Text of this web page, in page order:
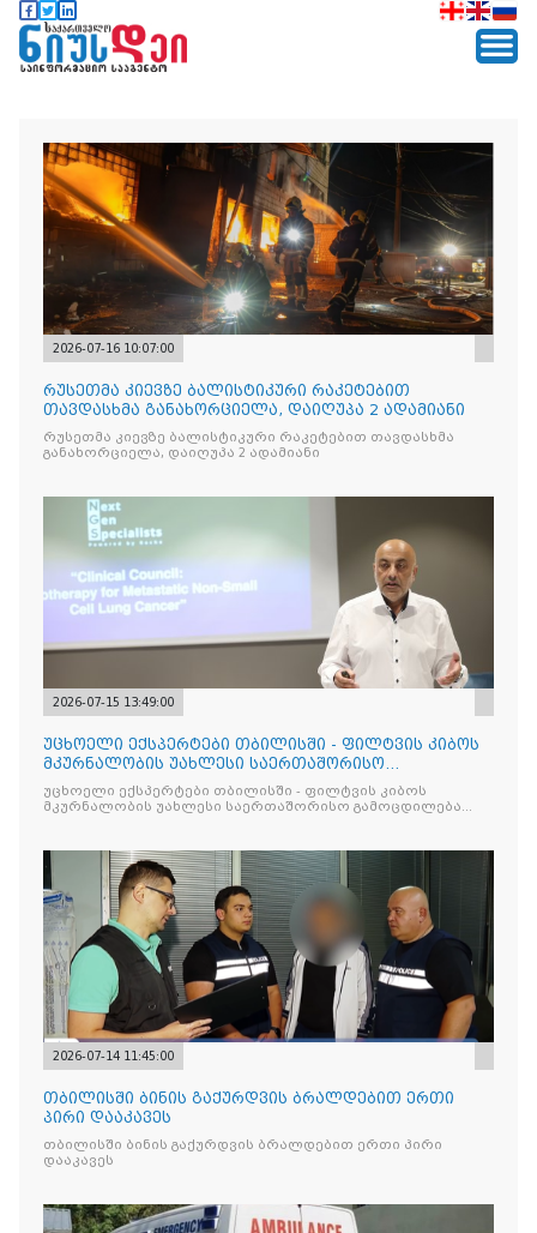
2026-07-16 10:07:00
რუსეთმა კიევზე ბალისტიკური რაკეტებით
თავდასხმა განახორციელა, დაიღუპა 2 ადამიანი
რუსეთმა კიევზე ბალისტიკური რაკეტებით თავდასხმა
განახორციელა, დაიღუპა 2 ადამიანი
2026-07-15 13:49:00
უცხოელი ექსპერტები თბილისში - ფილტვის კიბოს
მკურნალობის უახლესი საერთაშორისო
გამოცდილება ქართველი ექ
უცხოელი ექსპერტები თბილისში - ფილტვის კიბოს
მკურნალობის უახლესი საერთაშორისო გამოცდილება
2026-07-14 11:45:00
თბილისში ბინის გაქურდვის ბრალდებით ერთი
პირი დააკავეს
თბილისში ბინის გაქურდვის ბრალდებით ერთი პირი
დააკავეს